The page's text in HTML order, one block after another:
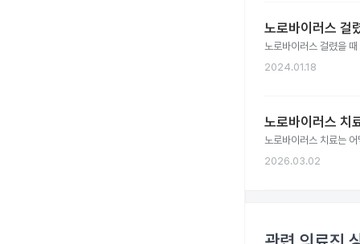
노로바이러스 걸
노로바이러스 걸렸을
2024.01.18
노로바이러스 치
노로바이러스 치료는
2026.03.02